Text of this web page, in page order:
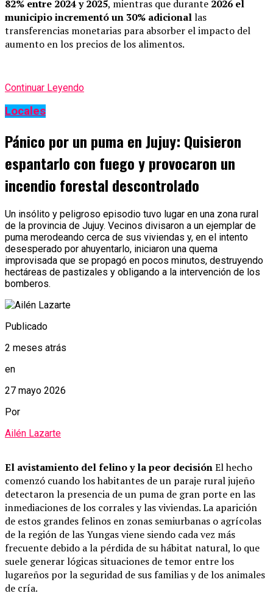
82% entre 2024 y 2025, mientras que durante 2026 el
municipio incrementó un 30% adicionallas
transferencias monetarias para absorber el impacto del
aumento en los precios de los alimentos.
Continuar Leyendo
Locales
Pánico por un puma en Jujuy: Quisieron
espantarlo con fuego y provocaron un
incendio forestal descontrolado
Un insólito y peligroso episodio tuvo lugar en una zona rural
de la provincia de Jujuy. Vecinos divisaron a un ejemplar de
puma merodeando cerca de sus viviendas y, en el intento
desesperado por ahuyentarlo, iniciaron una quema
improvisada que se propagó en pocos minutos, destruyendo
hectáreas de pastizales y obligando a la intervención de los
bomberos.
Publicado
2 meses atrás
en
27 mayo 2026
Por
Ailén Lazarte
El avistamiento del felino y la peor decisiónEl hecho
comenzó cuando los habitantes de un paraje rural jujeño
detectaron la presencia de un puma de gran porte en las
inmediaciones de los corrales y las viviendas. La aparición
de estos grandes felinos en zonas semiurbanas o agrícolas
de la región de las Yungas viene siendo cada vez más
frecuente debido a la pérdida de su hábitat natural, lo que
suele generar lógicas situaciones de temor entre los
lugareños por la seguridad de sus familias y de los animales
de cría.